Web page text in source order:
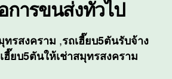
การขนส่งทั่วไป
ทรสงคราม ,รถเฮี๊ยบ5ตันรับจ้าง
ฮี๊ยบ5ตันให้เช่าสมุทรสงคราม